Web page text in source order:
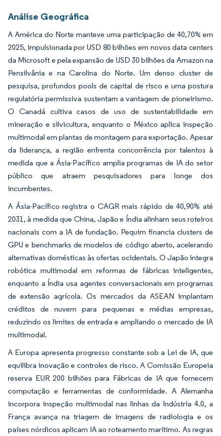
Análise Geográfica
A América do Norte manteve uma participação de 40,70% em
2025, impulsionada por USD 80 bilhões em novos data centers
da Microsoft e pela expansão de USD 30 bilhões da Amazon na
Pensilvânia e na Carolina do Norte. Um denso cluster de
pesquisa, profundos pools de capital de risco e uma postura
regulatória permissiva sustentam a vantagem de pioneirismo.
O Canadá cultiva casos de uso de sustentabilidade em
mineração e silvicultura, enquanto o México aplica inspeção
multimodal em plantas de montagem para exportação. Apesar
da liderança, a região enfrenta concorrência por talentos à
medida que a Ásia-Pacífico amplia programas de IA do setor
público que atraem pesquisadores para longe dos
incumbentes.
A Ásia-Pacífico registra o CAGR mais rápido de 40,90% até
2031, à medida que China, Japão e Índia alinham seus roteiros
nacionais com a IA de fundação. Pequim financia clusters de
GPU e benchmarks de modelos de código aberto, acelerando
alternativas domésticas às ofertas ocidentais. O Japão integra
robótica multimodal em reformas de fábricas inteligentes,
enquanto a Índia usa agentes conversacionais em programas
de extensão agrícola. Os mercados da ASEAN implantam
créditos de nuvem para pequenas e médias empresas,
reduzindo os limites de entrada e ampliando o mercado de IA
multimodal.
A Europa apresenta progresso constante sob a Lei de IA, que
equilibra inovação e controles de risco. A Comissão Europeia
reserva EUR 200 bilhões para Fábricas de IA que fornecem
computação e ferramentas de conformidade. A Alemanha
incorpora inspeção multimodal nas linhas da Indústria 4.0, a
França avança na triagem de imagens de radiologia e os
países nórdicos aplicam IA ao roteamento marítimo. As regras